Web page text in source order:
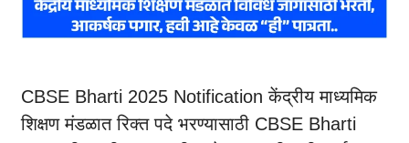
CBSE Bharti 2025 Notification केंद्रीय माध्यमिक
शिक्षण मंडळात रिक्त पदे भरण्यासाठी CBSE Bharti